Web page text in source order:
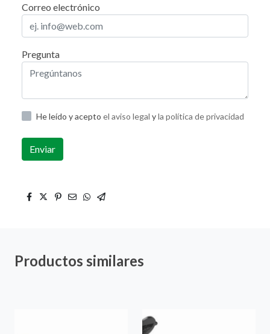
Correo electrónico
Pregunta
He leído y acepto el aviso legal yla política de privacidad
Enviar
Productos similares